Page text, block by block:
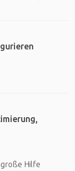
große Hilfe